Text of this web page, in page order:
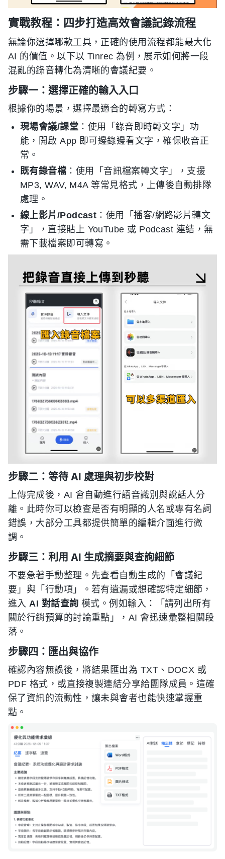
實戰教程：四步打造高效會議記錄流程
無論你選擇哪款工具，正確的使用流程都能最大化
AI 的價值。以下以 Tinrec 為例，展示如何將一段
混亂的錄音轉化為清晰的會議紀要。
步驟一：選擇正確的輸入入口
根據你的場景，選擇最適合的轉寫方式：
現場會議/課堂 ：使用「錄音即時轉文字」功
能，開啟 App 即可邊錄邊看文字，確保收音正
常。
既有錄音檔 ：使用「音訊檔案轉文字」，支援
MP3, WAV, M4A 等常見格式，上傳後自動排隊
處理。
線上影片/Podcast ：使用「播客/網路影片轉文
字」，直接貼上 YouTube 或 Podcast 連結，無
需下載檔案即可轉寫。
步驟二：等待 AI 處理與初步校對
上傳完成後，AI 會自動進行語音識別與說話人分
離。此時你可以檢查是否有明顯的人名或專有名詞
錯誤，大部分工具都提供簡單的編輯介面進行微
調。
步驟三：利用 AI 生成摘要與查詢細節
不要急著手動整理。先查看自動生成的「會議紀
要」與「行動項」。若有遺漏或想確認特定細節，
進入AI 對話查詢 模式。例如輸入：「請列出所有
關於行銷預算的討論重點」，AI 會迅速彙整相關段
落。
步驟四：匯出與協作
確認內容無誤後，將結果匯出為 TXT、DOCX 或
PDF 格式，或直接複製連結分享給團隊成員。這確
保了資訊的流動性，讓未與會者也能快速掌握重
點。